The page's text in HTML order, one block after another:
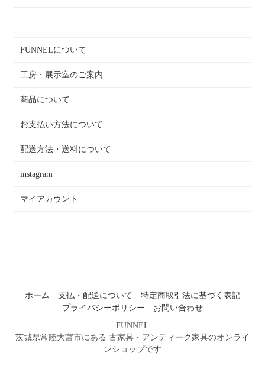
FUNNELについて
工房・展示室のご案内
商品について
お支払い方法について
配送方法・送料について
instagram
マイアカウント
ホーム 支払・配送について
特定商取引法に基づく表記
プライバシーポリシー
お問い合わせ
FUNNEL
茨城県常陸大宮市にある 古家具・アンティーク家具のオンライ
ンショップです